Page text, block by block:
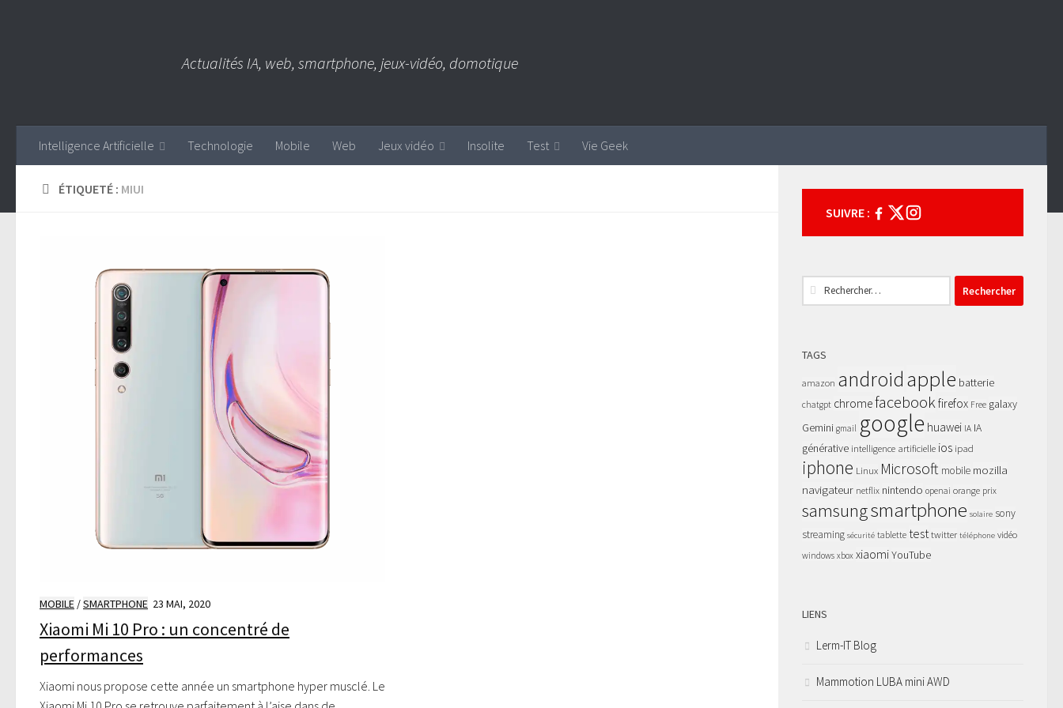
Actualités IA, web, smartphone, jeux-vidéo, domotique
Intelligence Artificielle Technologie Mobile Web Jeux vidéo Insolite Test Vie Geek
ÉTIQUETÉ : MIUI
MOBILE /SMARTPHONE 23 MAI, 2020
Xiaomi Mi 10 Pro : un concentré de
performances
Xiaomi nous propose cette année un smartphone hyper musclé. Le
SUIVRE :
Rechercher :
TAGS
amazon androidapple batterie
chatgpt chromefacebookfirefox Free galaxy
Gemini gmail google huawei IA IA
générative intelligence artificielle ios ipad
iphone Linux Microsoft mobile mozilla
navigateur netflix nintendo openai orange prix
samsungsmartphone solaire sony
streaming sécurité tablette testtwitter téléphone vidéo
windows xbox xiaomiYouTube
LIENS
Lerm-IT Blog
Mammotion LUBA mini AWD